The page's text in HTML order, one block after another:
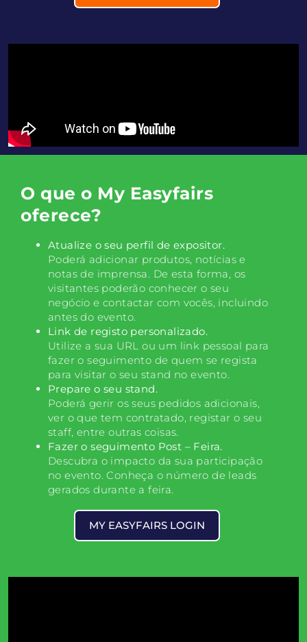
O que o My Easyfairs
oferece?
Atualize o seu perfil de expositor.
Poderá adicionar produtos, notícias e
notas de imprensa. De esta forma, os
visitantes poderão conhecer o seu
negócio e contactar com vocês, incluindo
antes do evento.
Link de registo personalizado.
Utilize a sua URL ou um link pessoal para
fazer o seguimento de quem se regista
para visitar o seu stand no evento.
Prepare o seu stand.
Poderá gerir os seus pedidos adicionais,
ver o que tem contratado, registar o seu
staff, entre outras coisas.
Fazer o seguimento Post – Feira.
Descubra o impacto da sua participação
no evento. Conheça o número de leads
gerados durante a feira.
MY EASYFAIRS LOGIN